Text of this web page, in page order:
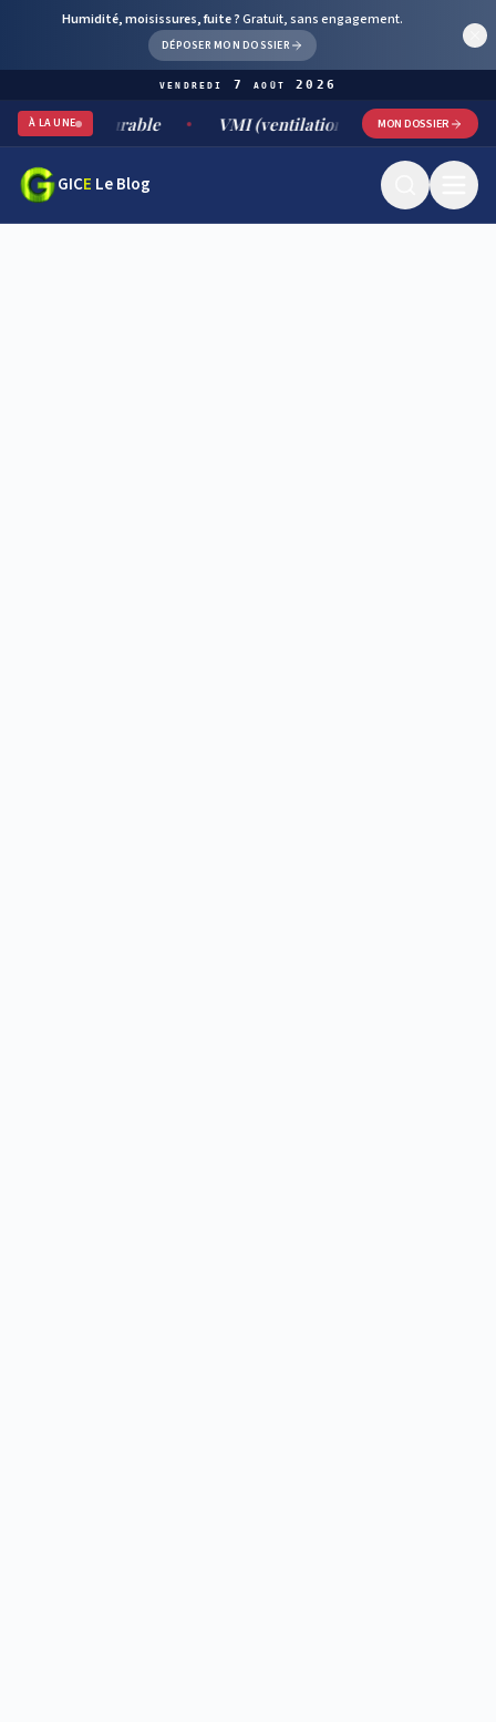
Humidité, moisissures, fuite ?Gratuit, sans engagement.
DÉPOSER MON DOSSIER
vendredi 7 août 2026
À LA UNE
durable VMI (ventilation mécanique par insufflation)
MON DOSSIER
GICE Le Blog